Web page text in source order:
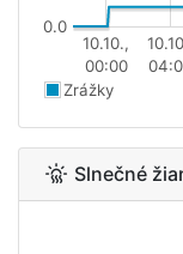
10.10.,
00:00
0.0
Zrážky
Slnečné